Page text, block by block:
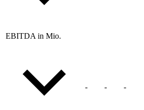
EBITDA in Mio.
- - -